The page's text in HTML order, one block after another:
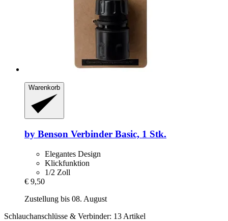
Warenkorb
by Benson Verbinder Basic, 1 Stk.
Elegantes Design
Klickfunktion
1/2 Zoll
€ 9,50
Zustellung bis 08. August
Schlauchanschlüsse & Verbinder: 13 Artikel